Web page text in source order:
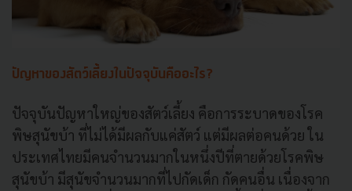
ปัญหาของสัตว์เลี้ยงในปัจจุบันคืออะไร?
ปัจจุบันปัญหาใหญ่ของสัตว์เลี้ยง คือการระบาดของโรค
พิษสุนัขบ้า ที่ไม่ได้มีผลกับแค่สัตว์ แต่มีผลต่อคนด้วย ใน
ประเทศไทยมีคนจำนวนมากในหนึ่งปีที่ตายด้วยโรคพิษ
สุนัขบ้า มีสุนัขจำนวนมากที่ไปกัดเด็ก กัดคนอื่น เนื่องจาก